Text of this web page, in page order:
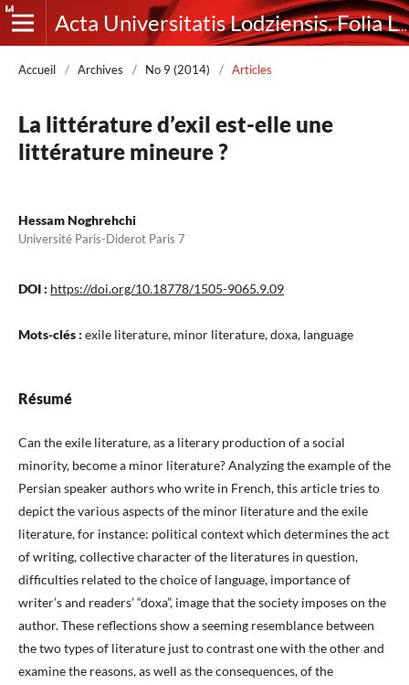
Acta Universitatis Lodziensis. Folia Litteraria Romanica
Accueil / Archives / No 9 (2014) / Articles
La littérature d’exil est-elle une
littérature mineure ?
Hessam Noghrehchi
Université Paris-Diderot Paris 7
DOI : https://doi.org/10.18778/1505-9065.9.09
Mots-clés : exile literature, minor literature, doxa, language
Résumé
Can the exile literature, as a literary production of a social
minority, become a minor literature? Analyzing the example of the
Persian speaker authors who write in French, this article tries to
depict the various aspects of the minor literature and the exile
literature, for instance: political context which determines the act
of writing, collective character of the literatures in question,
difficulties related to the choice of language, importance of
writer’s and readers’ “doxa”, image that the society imposes on the
author. These reflections show a seeming resemblance between
the two types of literature just to contrast one with the other and
examine the reasons, as well as the consequences, of the